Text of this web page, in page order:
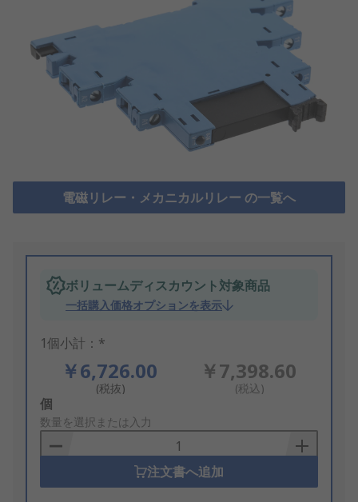
電磁リレー・メカニカルリレー の一覧へ
ボリュームディスカウント対象商品
一括購入価格オプションを表示
1個小計：*
￥6,726.00
(税抜)
￥7,398.60
(税込)
Add
to
Basket
個
数量を選択または入力
注文書へ追加